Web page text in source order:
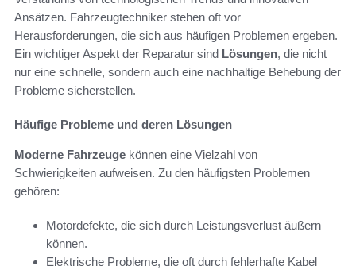
Ansätzen. Fahrzeugtechniker stehen oft vor
Herausforderungen, die sich aus häufigen Problemen ergeben.
Ein wichtiger Aspekt der Reparatur sind Lösungen, die nicht
nur eine schnelle, sondern auch eine nachhaltige Behebung der
Probleme sicherstellen.
Häufige Probleme und deren Lösungen
Moderne Fahrzeuge können eine Vielzahl von
Schwierigkeiten aufweisen. Zu den häufigsten Problemen
gehören:
Motordefekte, die sich durch Leistungsverlust äußern
können.
Elektrische Probleme, die oft durch fehlerhafte Kabel